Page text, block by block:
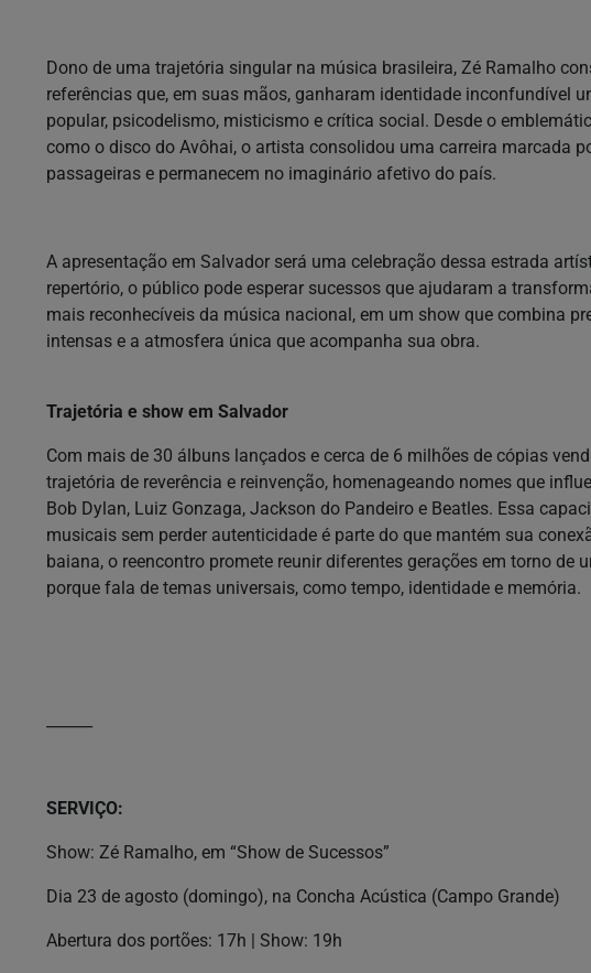
Dono de uma trajetória singular na música brasileira, Zé Ramalho
referências que, em suas mãos, ganharam identidade inconfundível
popular, psicodelismo, misticismo e crítica social. Desde o
como o disco do Avôhai, o artista consolidou uma carreira marcada
passageiras e permanecem no imaginário afetivo do país.
A apresentação em Salvador será uma celebração dessa estrada
repertório, o público pode esperar sucessos que ajudaram a
mais reconhecíveis da música nacional, em um show que combina
intensas e a atmosfera única que acompanha sua obra.
Trajetória e show em Salvador
Com mais de 30 álbuns lançados e cerca de 6 milhões de cópias
trajetória de reverência e reinvenção, homenageando nomes que
Bob Dylan, Luiz Gonzaga, Jackson do Pandeiro e Beatles. Essa
musicais sem perder autenticidade é parte do que mantém sua
baiana, o reencontro promete reunir diferentes gerações em torno de
porque fala de temas universais, como tempo, identidade e memória.
SERVIÇO:
Show: Zé Ramalho, em “Show de Sucessos”
Dia 23 de agosto (domingo), na Concha Acústica (Campo Grande)
Abertura dos portões: 17h | Show: 19h